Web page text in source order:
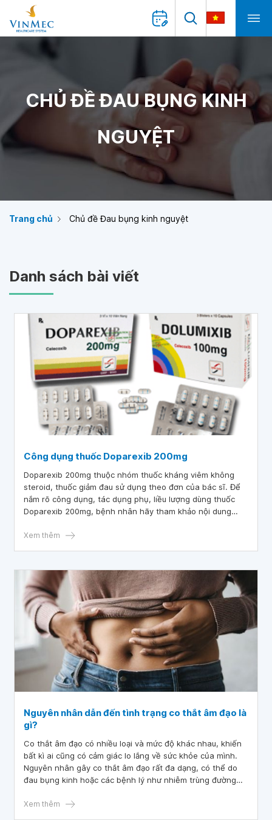
CHỦ ĐỀ ĐAU BỤNG KINH
NGUYỆT
Trang chủ Chủ đề Đau bụng kinh nguyệt
Danh sách bài viết
Công dụng thuốc Doparexib 200mg
Doparexib 200mg thuộc nhóm thuốc kháng viêm không
steroid, thuốc giảm đau sử dụng theo đơn của bác sĩ. Để
nắm rõ công dụng, tác dụng phụ, liều lượng dùng thuốc
Doparexib 200mg, bệnh nhân hãy tham khảo nội dung
Xem thêm
Nguyên nhân dẫn đến tình trạng co thắt âm đạo là
gì?
Co thắt âm đạo có nhiều loại và mức độ khác nhau, khiến
bất kì ai cũng có cảm giác lo lắng về sức khỏe của mình.
Nguyên nhân gây co thắt âm đạo rất đa dạng, có thể do
đau bụng kinh hoặc các bệnh lý như nhiễm trùng đường
bài viết tìm hiểu chi tiết về nguyên nhân gây ra tình trạng
Xem thêm